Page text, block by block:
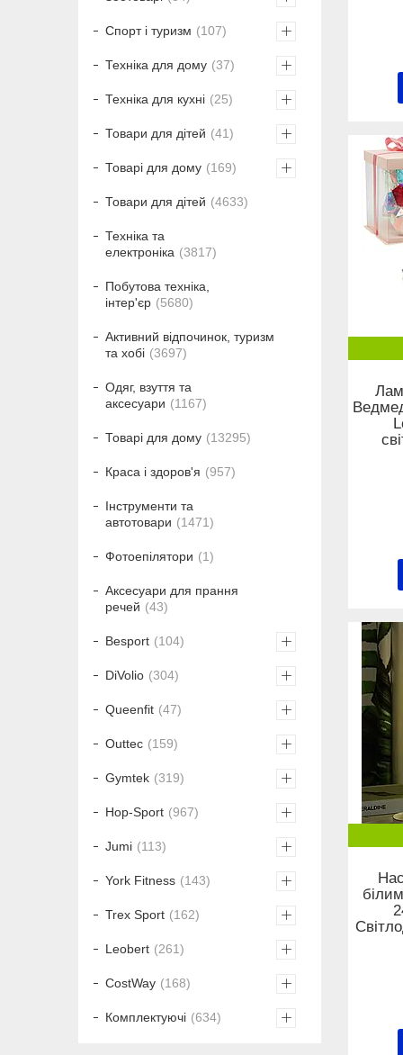
Спорт і туризм 107
Техніка для дому 37
Техніка для кухні 25
Товари для дітей 41
Товарі для дому 169
Товари для дітей 4633
Техніка та
електроніка
3817
Побутова техніка,
інтер'єр
5680
Активний відпочинок, туризм
та хобі
3697
Одяг, взуття та
аксесуари
1167
Товарі для дому 13295
Краса і здоров'я 957
Інструменти та
автотовари
1471
Фотоепілятори 1
Аксесуари для прання
речей
43
Besport 104
DiVolio 304
Queenfit 47
Outtec 159
Gymtek 319
Hop-Sport 967
Jumi 113
York Fitness 143
Trex Sport 162
Leobert 261
CostWay 168
Комплектуючі 634